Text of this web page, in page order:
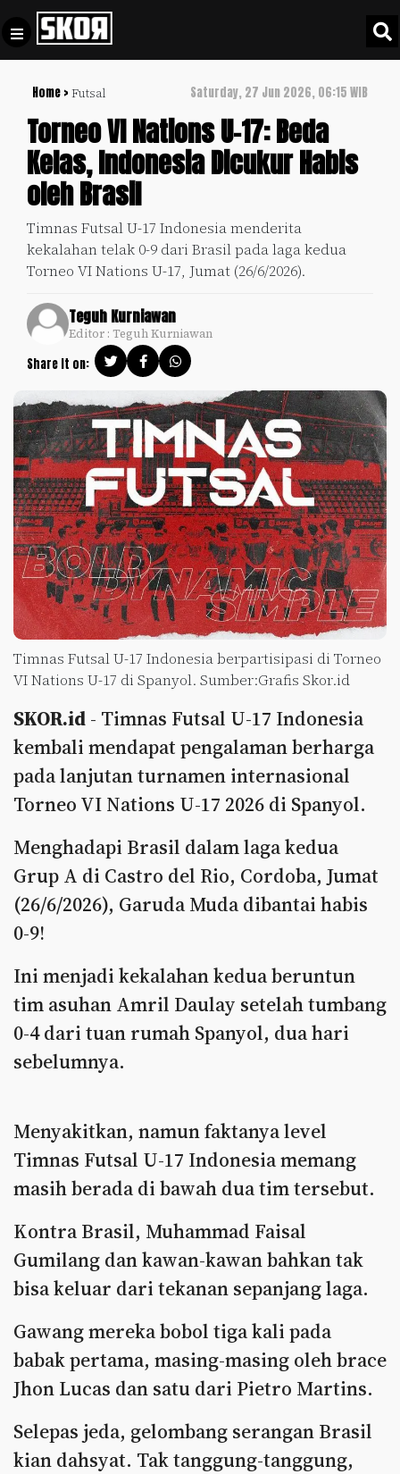
Home > Futsal Saturday, 27 Jun 2026, 06:15 WIB
Torneo VI Nations U-17: Beda
Kelas, Indonesia Dicukur Habis
oleh Brasil
Timnas Futsal U-17 Indonesia menderita
kekalahan telak 0-9 dari Brasil pada laga kedua
Torneo VI Nations U-17, Jumat (26/6/2026).
Teguh Kurniawan
Editor : Teguh Kurniawan
Share it on:
Timnas Futsal U-17 Indonesia berpartisipasi di Torneo
VI Nations U-17 di Spanyol. Sumber:Grafis Skor.id
SKOR.id - Timnas Futsal U-17 Indonesia
kembali mendapat pengalaman berharga
pada lanjutan turnamen internasional
Torneo VI Nations U-17 2026 di Spanyol.
Menghadapi Brasil dalam laga kedua
Grup A di Castro del Rio, Cordoba, Jumat
(26/6/2026), Garuda Muda dibantai habis
0-9!
Ini menjadi kekalahan kedua beruntun
tim asuhan Amril Daulay setelah tumbang
0-4 dari tuan rumah Spanyol, dua hari
sebelumnya.
Menyakitkan, namun faktanya level
Timnas Futsal U-17 Indonesia memang
masih berada di bawah dua tim tersebut.
Kontra Brasil, Muhammad Faisal
Gumilang dan kawan-kawan bahkan tak
bisa keluar dari tekanan sepanjang laga.
Gawang mereka bobol tiga kali pada
babak pertama, masing-masing oleh brace
Jhon Lucas dan satu dari Pietro Martins.
Selepas jeda, gelombang serangan Brasil
kian dahsyat. Tak tanggung-tanggung,
Football +
Culture +
+
Timnas
Indonesia
SKOR
SPECIAL
Video
Policy
Pedoman
Pemberitaan
Media
Siber
Kami